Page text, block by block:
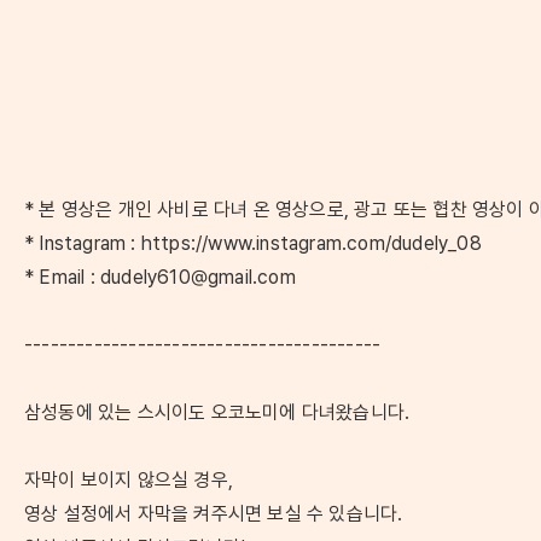
* 본 영상은 개인 사비로 다녀 온 영상으로, 광고 또는 협찬 영상이
* Instagram : https://www.instagram.com/dudely_08
* Email : dudely610@gmail.com
-----------------------------------------
삼성동에 있는 스시이도 오코노미에 다녀왔습니다.
자막이 보이지 않으실 경우,
영상 설정에서 자막을 켜주시면 보실 수 있습니다.